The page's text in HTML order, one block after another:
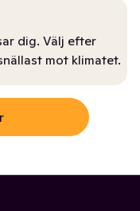
dig. Välj efter
mot klimatet.